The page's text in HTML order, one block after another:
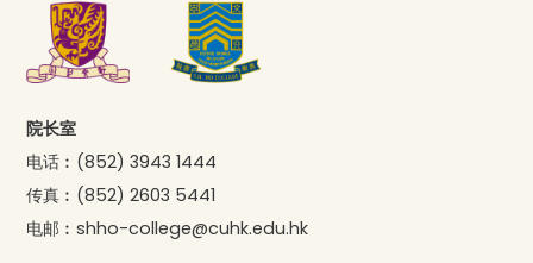
院长室
电话︰ (852) 3943 1444
传真︰ (852) 2603 5441
电邮︰shho-college@cuhk.edu.hk